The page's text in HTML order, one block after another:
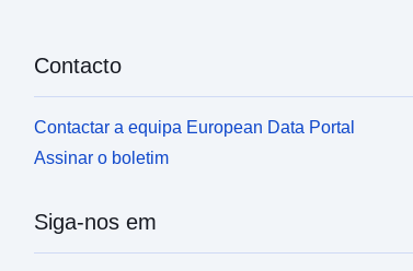
Contacto
Contactar a equipa European Data Portal
Assinar o boletim
Siga-nos em